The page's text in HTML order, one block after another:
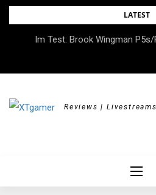
Skip
LATEST
Im Test: Brook Wingman
Reviews |